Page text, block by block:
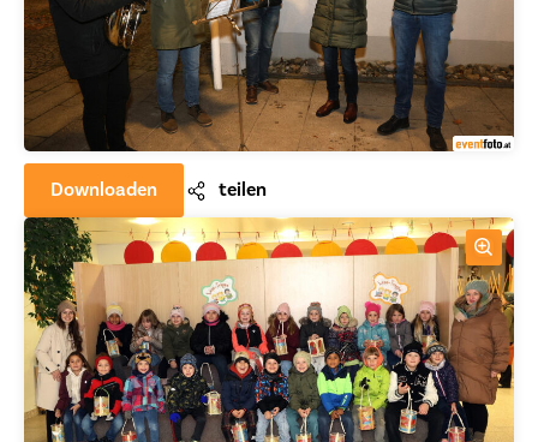
Downloaden teilen